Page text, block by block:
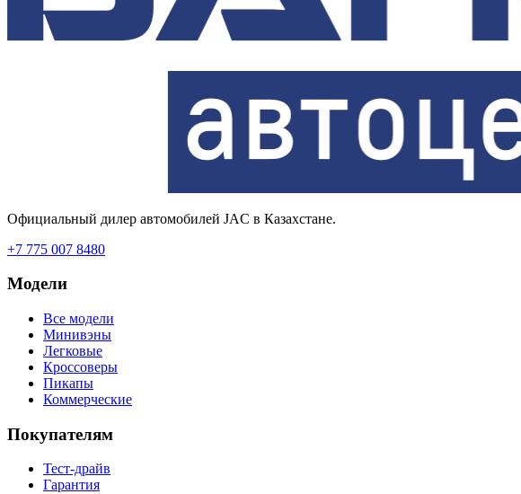
Официальный дилер автомобилей JAC в Казахстане.
+7 775 007 8480
Модели
Все модели
Минивэны
Легковые
Кроссоверы
Пикапы
Коммерческие
Покупателям
Тест-драйв
Гарантия